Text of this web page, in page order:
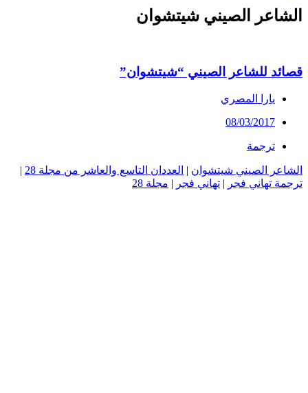
الشاعر الصيني شيتشوان
قصائد للشاعر الصيني “شيتشوان”
يارا المصري
08/03/2017
ترجمة
الشاعر الصيني شيتشوان | العددان التاسع والعاشر من مجلة 28
|
ترجمة تهاني فجر | تهاني فجر | مجلة 28